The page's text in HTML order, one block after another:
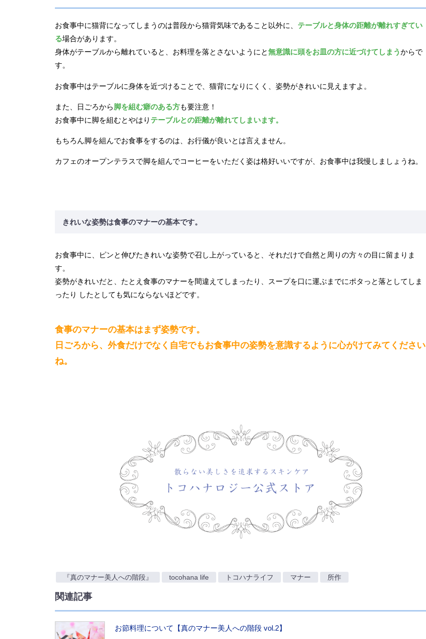
お食事中に猫背になってしまうのは普段から猫背気味であること以外に、 テーブルと身体の距離が離れすぎてい
る場合があります。
身体がテーブルから離れていると、お料理を落とさないようにと無意識に頭をお皿の方に近づけてしまうからで
す。
お食事中はテーブルに身体を近づけることで、猫背になりにくく、姿勢がきれいに見えますよ。
また、日ごろから脚を組む癖のある方も要注意！
お食事中に脚を組むとやはり テーブルとの距離が離れてしまいます。
もちろん脚を組んでお食事をするのは、お行儀が良いとは言えません。
カフェのオープンテラスで脚を組んでコーヒーをいただく姿は格好いいですが、お食事中は我慢しましょうね。
きれいな姿勢は食事のマナーの基本です。
お食事中に、ピンと伸びたきれいな姿勢で召し上がっていると、それだけで自然と周りの方々の目に留まりま
す。
姿勢がきれいだと、たとえ食事のマナーを間違えてしまったり、スープを口に運ぶまでにポタっと落としてしま
ったり したとしても気にならないほどです。
食事のマナーの基本はまず姿勢です。
日ごろから、外食だけでなく自宅でもお食事中の姿勢を意識するように心がけてみてください
ね。
『真のマナー美人への階段』 tocohana life トコハナライフ マナー 所作
関連記事
お節料理について【真のマナー美人への階段 vol.2】